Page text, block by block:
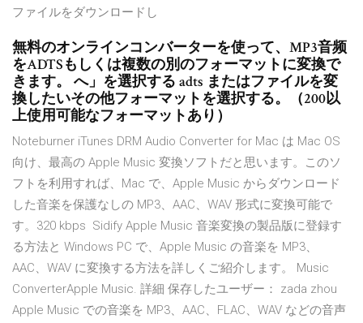
ファイルをダウンロードし
無料のオンラインコンバーターを使って、MP3音频
をADTSもしくは複数の別のフォーマットに変換で
きます。 へ」を選択する adts またはファイルを変
換したいその他フォーマットを選択する。（200以
上使用可能なフォーマットあり）
Noteburner iTunes DRM Audio Converter for Mac は Mac OS
向け、最高の Apple Music 変換ソフトだと思います。このソ
フトを利用すれば、Mac で、Apple Music からダウンロード
した音楽を保護なしの MP3、AAC、WAV 形式に変換可能で
す。320 kbps Sidify Apple Music 音楽変換の製品版に登録す
る方法と Windows PC で、Apple Music の音楽を MP3、
AAC、WAV に変換する方法を詳しくご紹介します。 Music
ConverterApple Music. 詳細 保存したユーザー： zada zhou
Apple Music での音楽を MP3、AAC、FLAC、WAV などの音声